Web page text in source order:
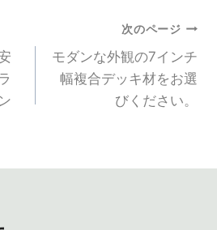
次のページ
モダンな外観の7インチ
幅複合デッキ材をお選
びください。